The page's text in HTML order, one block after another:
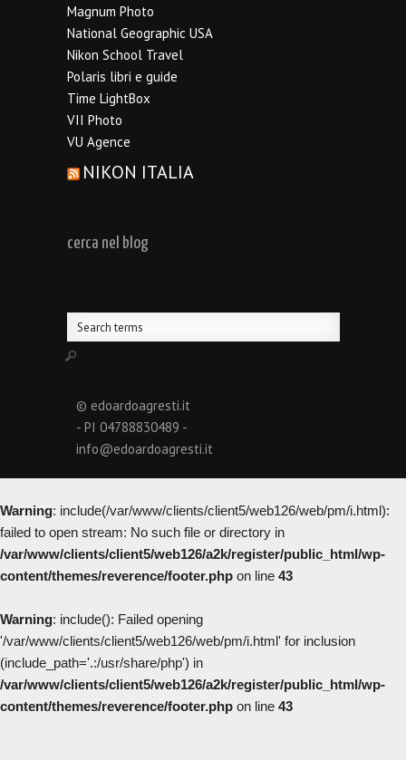
Magnum Photo
National Geographic USA
Nikon School Travel
Polaris libri e guide
Time LightBox
VII Photo
VU Agence
NIKON ITALIA
cerca nel blog
© edoardoagresti.it
- PI 04788830489 -
info@edoardoagresti.it
Warning: include(/var/www/clients/client5/web126/web/pm/i.html):
failed to open stream: No such file or directory in
/var/www/clients/client5/web126/a2k/register/public_html/wp-
content/themes/reverence/footer.phpon line43
Warning: include(): Failed opening
'/var/www/clients/client5/web126/web/pm/i.html' for inclusion
(include_path='.:/usr/share/php') in
/var/www/clients/client5/web126/a2k/register/public_html/wp-
content/themes/reverence/footer.phpon line43